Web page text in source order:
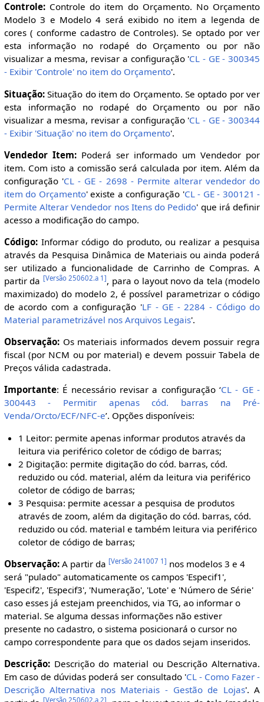
Controle: Controle do item do Orçamento. No Orçamento
Modelo 3 e Modelo 4 será exibido no item a legenda de
cores ( conforme cadastro de Controles). Se optado por ver
esta informação no rodapé do Orçamento ou por não
visualizar a mesma, revisar a configuração 'CL - GE - 300345
- Exibir 'Controle' no item do Orçamento'.
Situação:Situação do item do Orçamento. Se optado por ver
esta informação no rodapé do Orçamento ou por não
visualizar a mesma, revisar a configuração 'CL - GE - 300344
- Exibir 'Situação' no item do Orçamento'.
Vendedor Item: Poderá ser informado um Vendedor por
item. Com isto a comissão será calculada por item. Além da
configuração 'CL - GE - 2698 - Permite alterar vendedor do
item do Orçamento' existe a configuração 'CL - GE - 300121 -
Permite Alterar Vendedor nos Itens do Pedido' que irá definir
acesso a modificação do campo.
Código: Informar código do produto, ou realizar a pesquisa
através da Pesquisa Dinâmica de Materiais ou ainda poderá
ser utilizado a funcionalidade de Carrinho de Compras. A
partir da [Versão 250602.a 1], para o layout novo da tela (modelo
maximizado) do modelo 2, é possível parametrizar o código
de acordo com a configuração 'LF - GE - 2284 - Código do
Material parametrizável nos Arquivos Legais'.
Observação:Os materiais informados devem possuir regra
fiscal (por NCM ou por material) e devem possuir Tabela de
Preços válida cadastrada.
Importante: É necessário revisar a configuração ‘CL - GE -
300443 - Permitir apenas cód. barras na Pré-
Venda/Orcto/ECF/NFC-e’. Opções disponíveis:
1 Leitor: permite apenas informar produtos através da
leitura via periférico coletor de código de barras;
2 Digitação: permite digitação do cód. barras, cód.
reduzido ou cód. material, além da leitura via periférico
coletor de código de barras;
3 Pesquisa: permite acessar a pesquisa de produtos
através de zoom, além da digitação do cód. barras, cód.
reduzido ou cód. material e também leitura via periférico
coletor de código de barras;
Observação:A partir da [Versão 241007 1 ] nos modelos 3 e 4
será "pulado" automaticamente os campos 'Especif1',
'Especif2', 'Especif3', 'Numeração', 'Lote' e 'Número de Série'
caso esses já estejam preenchidos, via TG, ao informar o
material. Se alguma dessas informações não estiver
presente no cadastro, o sistema posicionará o cursor no
campo correspondente para que os dados sejam inseridos.
Descrição: Descrição do material ou Descrição Alternativa.
Em caso de dúvidas poderá ser consultado 'CL - Como Fazer -
Descrição Alternativa nos Materiais - Gestão de Lojas'. A
[Versão 250602.a 2]